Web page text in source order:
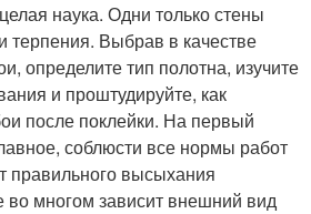
наука. Одни только стены
терпения. Выбрав в качестве
определите тип полотна, изучите
и проштудируйте, как
после поклейки. На первый
соблюсти все нормы работ
правильного высыхания
во многом зависит внешний вид